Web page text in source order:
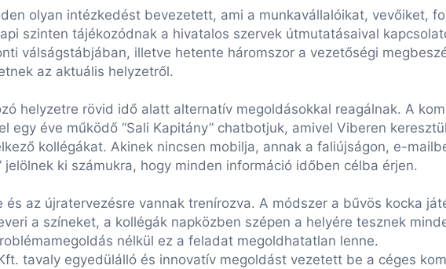
olyan intézkedést bevezetett, ami a munkavállalóikat, vevőiket,
szinten tájékozódnak a hivatalos szervek útmutatásaival
válságstábjában, illetve hetente háromszor a vezetőségi
az aktuális helyzetről.
helyzetre rövid idő alatt alternatív megoldásokkal reagálnak. A
egy éve működő “Sali Kapitány” chatbotjuk, amivel Viberen
kollégákat. Akinek nincsen mobilja, annak a faliújságon, e-
jelölnek ki számukra, hogy minden információ időben célba érjen.
és az újratervezésre vannak trenírozva. A módszer a bűvös kocka
a színeket, a kollégák napközben szépen a helyére tesznek
nélkül ez a feladat megoldhatatlan lenne.
tavaly egyedülálló és innovatív megoldást vezetett be a céges